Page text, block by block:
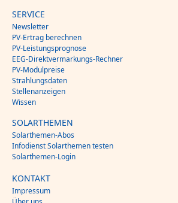
SERVICE
Newsletter
PV-Ertrag berechnen
PV-Leistungsprognose
EEG-Direktvermarkungs-Rechner
PV-Modulpreise
Strahlungsdaten
Stellenanzeigen
Wissen
SOLARTHEMEN
Solarthemen-Abos
Infodienst Solarthemen testen
Solarthemen-Login
KONTAKT
Impressum